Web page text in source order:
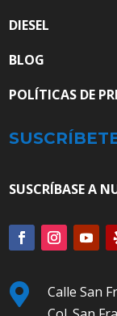
DIESEL
BLOG
POLÍTICAS DE
SUSCRÍBASE A

Calle San